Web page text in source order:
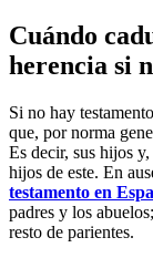
Cuándo
herencia si
Si no hay
que, por norma
Es decir, sus hijos
hijos de este. En
testamento en
padres y los
resto de parientes.